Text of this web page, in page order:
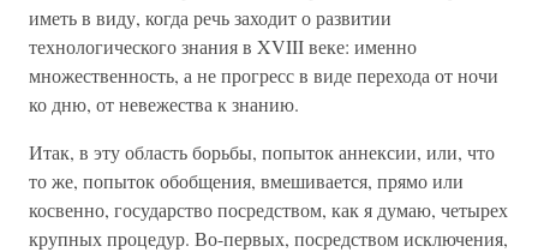
иметь в виду, когда речь заходит о развитии
технологического знания в XVIII веке: именно
множественность, а не прогресс в виде перехода от ночи
ко дню, от невежества к знанию.
Итак, в эту область борьбы, попыток аннексии, или, что
то же, попыток обобщения, вмешивается, прямо или
косвенно, государство посредством, как я думаю, четырех
крупных процедур. Во-первых, посредством исключения,